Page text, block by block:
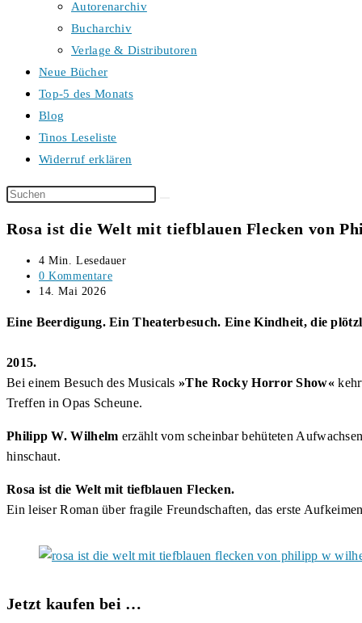
Autorenarchiv
Bucharchiv
Verlage & Distributoren
Neue Bücher
Top-5 des Monats
Blog
Tinos Leseliste
Widerruf erklären
Diese
durchsuchen
Rosa ist die Welt mit tiefblauen Flecken von
Lesedauer:
4 Min. Lesedauer
Beitrags-
Kommentare:
0 Kommentare
Beitrag
14. Mai 2026
Eine Beerdigung. Ein Theaterbesuch. Eine Kindheit, die
2015.
Bei einem Besuch des Musicals »The Rocky Horror Show«
Treffen in Opas Scheune.
Philipp W. Wilhelm erzählt vom scheinbar behüteten
hinschaut.
Rosa ist die Welt mit tiefblauen Flecken.
Ein leiser Roman über fragile Freundschaften, das erste
Jetzt kaufen bei …